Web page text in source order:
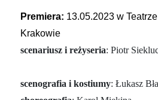
Premiera: 13.05.2023 w
Krakowie
scenariusz i reżyseria: Piotr
scenografia i kostiumy: Łukasz